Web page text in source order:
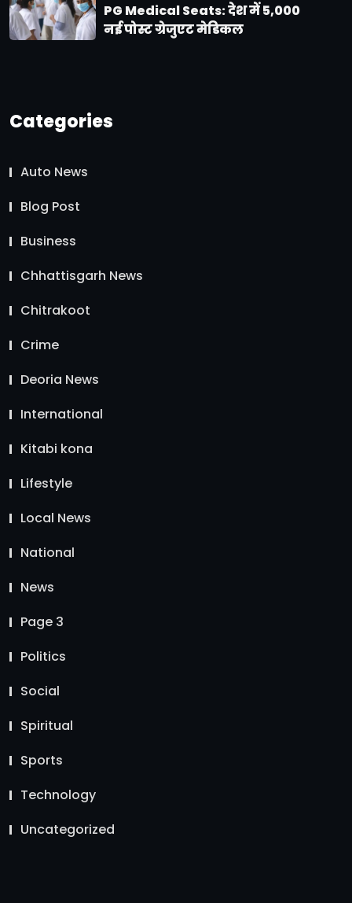
PG Medical Seats: देश में 5,000
नई पोस्ट ग्रेजुएट मेडिकल
Categories
Auto News
Blog Post
Business
Chhattisgarh News
Chitrakoot
Crime
Deoria News
International
Kitabi kona
Lifestyle
Local News
National
News
Page 3
Politics
Social
Spiritual
Sports
Technology
Uncategorized